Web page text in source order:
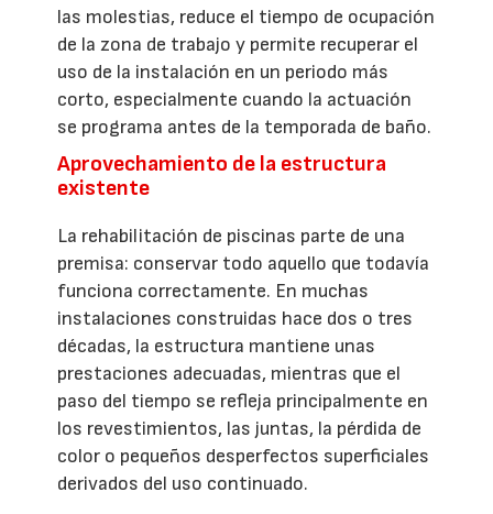
las molestias, reduce el tiempo de ocupación
de la zona de trabajo y permite recuperar el
uso de la instalación en un periodo más
corto, especialmente cuando la actuación
se programa antes de la temporada de baño.
Aprovechamiento de la estructura
existente
La rehabilitación de piscinas parte de una
premisa: conservar todo aquello que todavía
funciona correctamente. En muchas
instalaciones construidas hace dos o tres
décadas, la estructura mantiene unas
prestaciones adecuadas, mientras que el
paso del tiempo se refleja principalmente en
los revestimientos, las juntas, la pérdida de
color o pequeños desperfectos superficiales
derivados del uso continuado.